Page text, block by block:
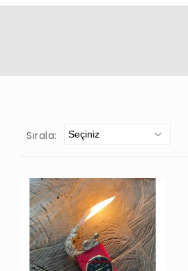
Sırala:
Sepete Ekle